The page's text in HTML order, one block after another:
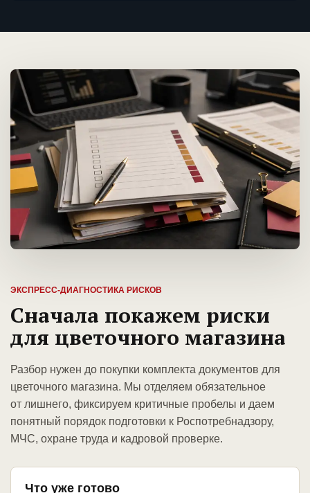
ЭКСПРЕСС-ДИАГНОСТИКА РИСКОВ
Сначала покажем риски
для цветочного магазина
Разбор нужен до покупки комплекта документов для
цветочного магазина. Мы отделяем обязательное
от лишнего, фиксируем критичные пробелы и даем
понятный порядок подготовки к Роспотребнадзору,
МЧС, охране труда и кадровой проверке.
Что уже готово